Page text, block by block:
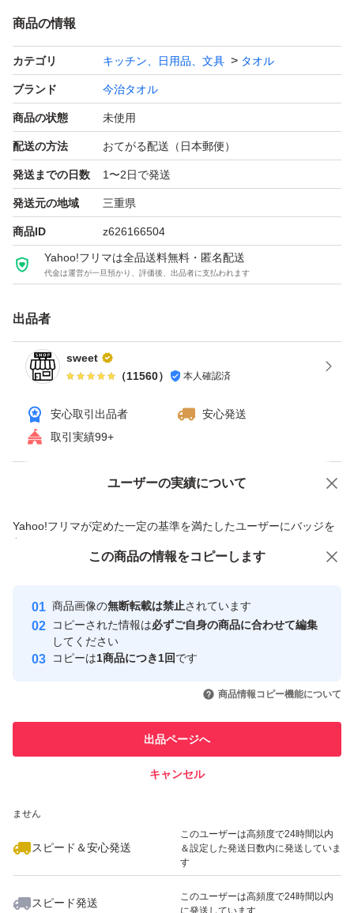
吸水性に優れながら速乾性があるという、相反する特徴が
乾きにくい冬場に活躍してくれそうです！
また生地がパイル地ではないので、羽落ちを気にしなくて
も良いのもこのタオルの良いところだと思います！
今治タオルは2.3回洗えばもっとボリュームがでて、薄手
には作っていますが
一度ご使用頂きますとパイルがふんわり膨らみ柔らかくな
ります。
赤ちゃんや敏感肌の方にもこの柔らかさと綿素材を使用し
ておりますので
優しい使い心地で肌ざわりがよく安心してお使い頂けま
100回洗ってもほとんどへたりが無い丈夫な商品になりま
一度お使いになられましたら必ず良さがわかって頂けま
す！
いらっしゃいます！
きっと喜ばれること間違いなしですよ！
※今治タオル他にもたくさん出品していますので他のペー
---------◆商品仕様
カラー : ブルー・ベージュ
サイズ : 34x75㎝
商品の情報
カテゴリ キッチン、日用品、文具 タオル
ブランド 今治タオル
商品の状態 未使用
配送の方法 おてがる配送（日本郵便）
発送までの日数 1〜2日で発送
発送元の地域 三重県
商品ID z626166504
Yahoo!フリマは全品送料無料・匿名配送
代金は運営が一旦預かり、評価後、出品者に支払われます
出品者
sweet
（11560） 本人確認済
安心取引出品者
安心発送
取引実績99+
ユーザーの実績について
Yahoo!フリマが定めた一定の基準を満たしたユーザーにバッジを
付与しています
安心取引出品者
心・安全なユーザーです
取引実績
引を完了させた実績があります
での取引実績があります
ません
スピード＆安心発送
このユーザーは高頻度で24時間以内
＆設定した発送日数内に発送していま
す
スピード発送
このユーザーは高頻度で24時間以内
に発送しています
価格の相談 商品への質問
この商品の情報をコピーします
商品画像の無断転載は禁止されています
コピーされた情報は必ずご自身の商品に合わせて編集
してください
コピーは1商品につき1回です
商品情報コピー機能について
出品ページへ
キャンセル
この商品をみている人にオススメ